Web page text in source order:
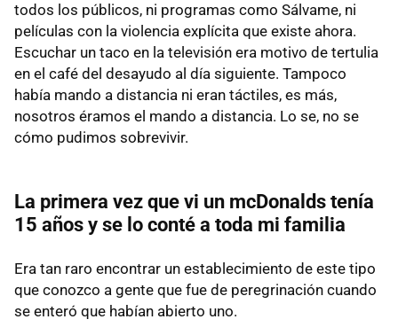
todos los públicos, ni programas como Sálvame, ni
películas con la violencia explícita que existe ahora.
Escuchar un taco en la televisión era motivo de tertulia
en el café del desayudo al día siguiente. Tampoco
había mando a distancia ni eran táctiles, es más,
nosotros éramos el mando a distancia. Lo se, no se
cómo pudimos sobrevivir.
La primera vez que vi un mcDonalds tenía
15 años y se lo conté a toda mi familia
Era tan raro encontrar un establecimiento de este tipo
que conozco a gente que fue de peregrinación cuando
se enteró que habían abierto uno.